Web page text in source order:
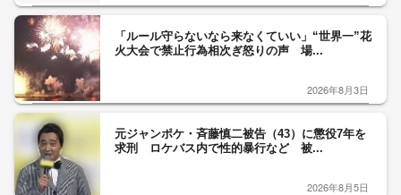
「ルール守らないなら来なくていい」“世界一”花
火大会で禁止行為相次ぎ怒りの声 場...
2026年8月3日
元ジャンポケ・斉藤慎二被告（43）に懲役7年を
求刑 ロケバス内で性的暴行など 被...
2026年8月5日